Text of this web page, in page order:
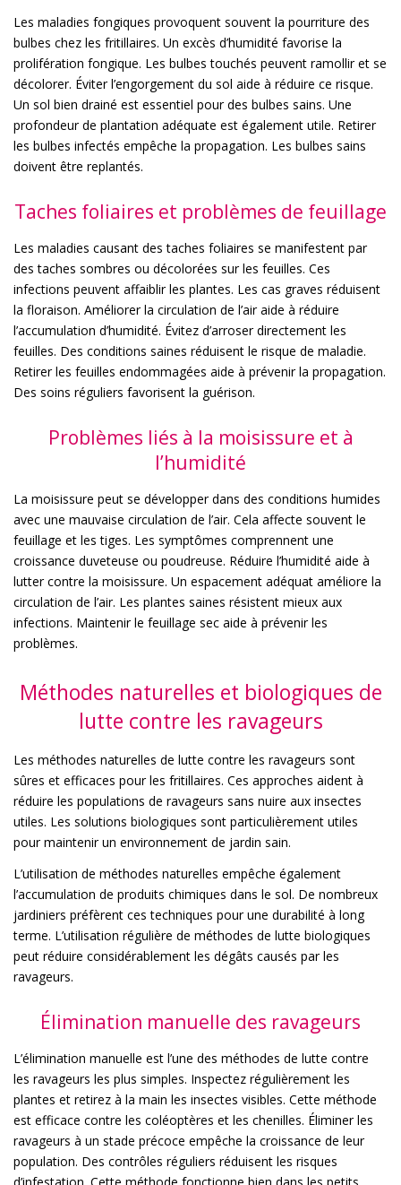
Les maladies fongiques provoquent souvent la pourriture des
bulbes chez les fritillaires. Un excès d’humidité favorise la
prolifération fongique. Les bulbes touchés peuvent ramollir et se
décolorer. Éviter l’engorgement du sol aide à réduire ce risque.
Un sol bien drainé est essentiel pour des bulbes sains. Une
profondeur de plantation adéquate est également utile. Retirer
les bulbes infectés empêche la propagation. Les bulbes sains
doivent être replantés.
Taches foliaires et problèmes de feuillage
Les maladies causant des taches foliaires se manifestent par
des taches sombres ou décolorées sur les feuilles. Ces
infections peuvent affaiblir les plantes. Les cas graves réduisent
la floraison. Améliorer la circulation de l’air aide à réduire
l’accumulation d’humidité. Évitez d’arroser directement les
feuilles. Des conditions saines réduisent le risque de maladie.
Retirer les feuilles endommagées aide à prévenir la propagation.
Des soins réguliers favorisent la guérison.
Problèmes liés à la moisissure et à
l’humidité
La moisissure peut se développer dans des conditions humides
avec une mauvaise circulation de l’air. Cela affecte souvent le
feuillage et les tiges. Les symptômes comprennent une
croissance duveteuse ou poudreuse. Réduire l’humidité aide à
lutter contre la moisissure. Un espacement adéquat améliore la
circulation de l’air. Les plantes saines résistent mieux aux
infections. Maintenir le feuillage sec aide à prévenir les
problèmes.
Méthodes naturelles et biologiques de
lutte contre les ravageurs
Les méthodes naturelles de lutte contre les ravageurs sont
sûres et efficaces pour les fritillaires. Ces approches aident à
réduire les populations de ravageurs sans nuire aux insectes
utiles. Les solutions biologiques sont particulièrement utiles
pour maintenir un environnement de jardin sain.
L’utilisation de méthodes naturelles empêche également
l’accumulation de produits chimiques dans le sol. De nombreux
jardiniers préfèrent ces techniques pour une durabilité à long
terme. L’utilisation régulière de méthodes de lutte biologiques
peut réduire considérablement les dégâts causés par les
ravageurs.
Élimination manuelle des ravageurs
L’élimination manuelle est l’une des méthodes de lutte contre
les ravageurs les plus simples. Inspectez régulièrement les
plantes et retirez à la main les insectes visibles. Cette méthode
est efficace contre les coléoptères et les chenilles. Éliminer les
ravageurs à un stade précoce empêche la croissance de leur
population. Des contrôles réguliers réduisent les risques